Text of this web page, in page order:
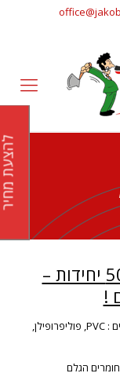
!
קיים מגוון רחב של מוצרי פלסטיק מחומרים גלם שונים : PVC, פוליפרופילן,
הגלם